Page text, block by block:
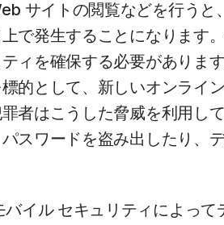
サイトの閲覧などを行うと
で発生することになります
ィを確保する必要がありま
的として、新しいオンライ
者はこうした脅威を利用し
スワードを盗み出したり、
バイル セキュリティによっ